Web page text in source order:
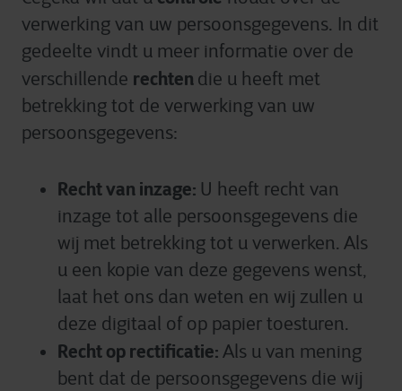
verwerking van uw persoonsgegevens. In dit
gedeelte vindt u meer informatie over de
verschillende rechten die u heeft met
betrekking tot de verwerking van uw
persoonsgegevens:
Recht van inzage: U heeft recht van
inzage tot alle persoonsgegevens die
wij met betrekking tot u verwerken. Als
u een kopie van deze gegevens wenst,
laat het ons dan weten en wij zullen u
deze digitaal of op papier toesturen.
Recht op rectificatie: Als u van mening
bent dat de persoonsgegevens die wij